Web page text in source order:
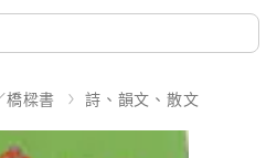
橋樑書 詩、韻文、散文